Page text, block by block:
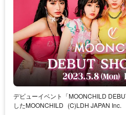
デビューイベント「MOONCHILD
したMOONCHILD (C)LDH JAPAN